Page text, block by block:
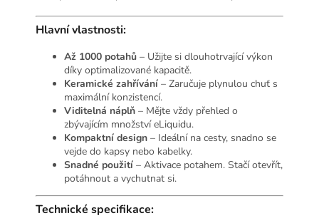
Hlavní vlastnosti:
Až 1000 potahů – Užijte si dlouhotrvající výkon
díky optimalizované kapacitě.
Keramické zahřívání – Zaručuje plynulou chuť s
maximální konzistencí.
Viditelná náplň – Mějte vždy přehled o
zbývajícím množství eLiquidu.
Kompaktní design – Ideální na cesty, snadno se
vejde do kapsy nebo kabelky.
Snadné použití – Aktivace potahem. Stačí otevřít,
potáhnout a vychutnat si.
Technické specifikace: